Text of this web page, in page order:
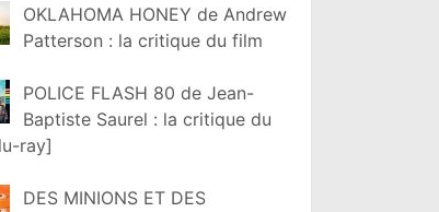
OKLAHOMA HONEY de Andrew
Patterson : la critique du film
POLICE FLASH 80 de Jean-
Baptiste Saurel : la critique du
ray]
DES MINIONS ET DES